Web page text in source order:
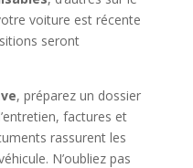
voiture est récente
seront
, préparez un dossier
factures et
rassurent les
N’oubliez pas